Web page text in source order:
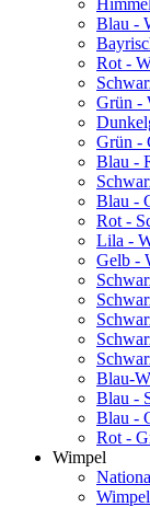
Blau -
Rot -
Grün -
Grün -
Blau -
Blau -
Rot -
Lila -
Gelb -
Blau-
Blau -
Blau -
Rot -
Wimpel